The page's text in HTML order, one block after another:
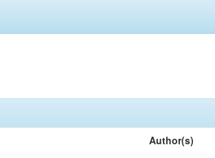
Author(s)